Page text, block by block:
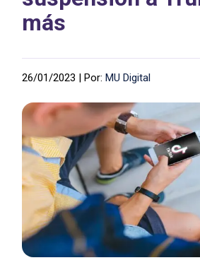
más
26/01/2023 | Por: MU Digital